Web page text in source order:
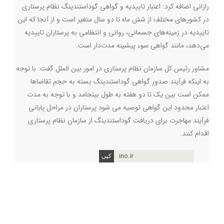
رازانی اضافه کرد: اعتبار تاییدیه و گواهی گوداستندینگ نظام پرستاری
در کشورهای مختلف از شش ماه تا دو سال متغیر است و از آنجا که این
تاییدیه در زمینه‌های جسمانی، روانی و انتظامی به پرستاران تاییدیه
می‌دهد، مانند گواهی سوء پیشینه مدت‌دار است.
مشاور رئیس کل سازمان نظام پرستاری در امور بین الملل گفت: با توجه
به اینکه فرآیند صدور گواهی گوداستندینگ بسته به حجم تقاضاها
ممکن است بین یک تا دو هفته به طول بینجامد و با توجه به مدت
اعتبار محدود این گواهی توصیه می شود پرستاران در مراحل پایانی
فرآیند مهاجرت برای دریافت گوداستندینگ از سازمان نظام پرستاری
اقدام کنند.
ino.ir